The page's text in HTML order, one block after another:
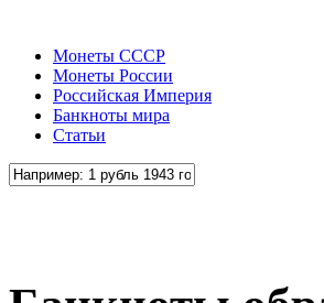
Монеты СССР
Монеты России
Российская Империя
Банкноты мира
Статьи